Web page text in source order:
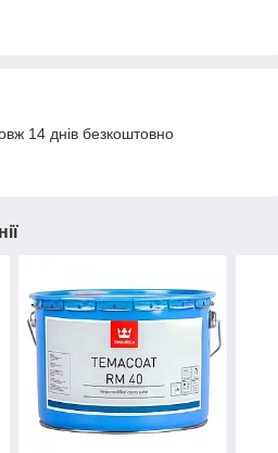
14 днів безкоштовно